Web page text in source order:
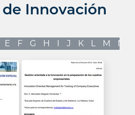
Innovación
E F G H I J K L M N